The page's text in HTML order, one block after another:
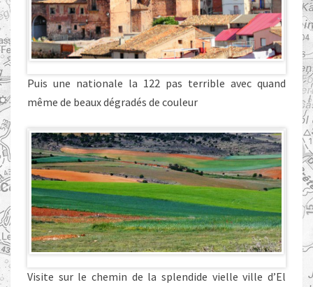
Puis une nationale la 122 pas terrible avec quand
même de beaux dégradés de couleur
Visite sur le chemin de la splendide vielle ville d’El